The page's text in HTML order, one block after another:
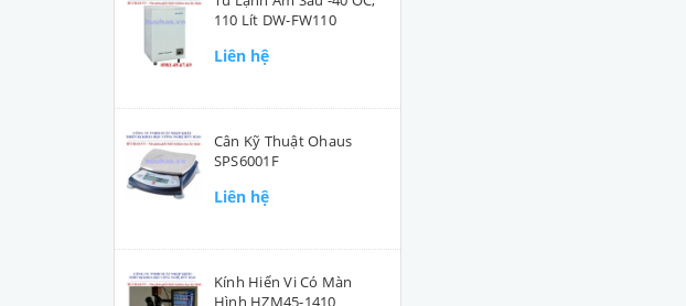
110 Lít DW-FW110
Liên hệ
Cân Kỹ Thuật Ohaus
SPS6001F
Liên hệ
Kính Hiển Vi Có Màn
Hình HZM45-1410